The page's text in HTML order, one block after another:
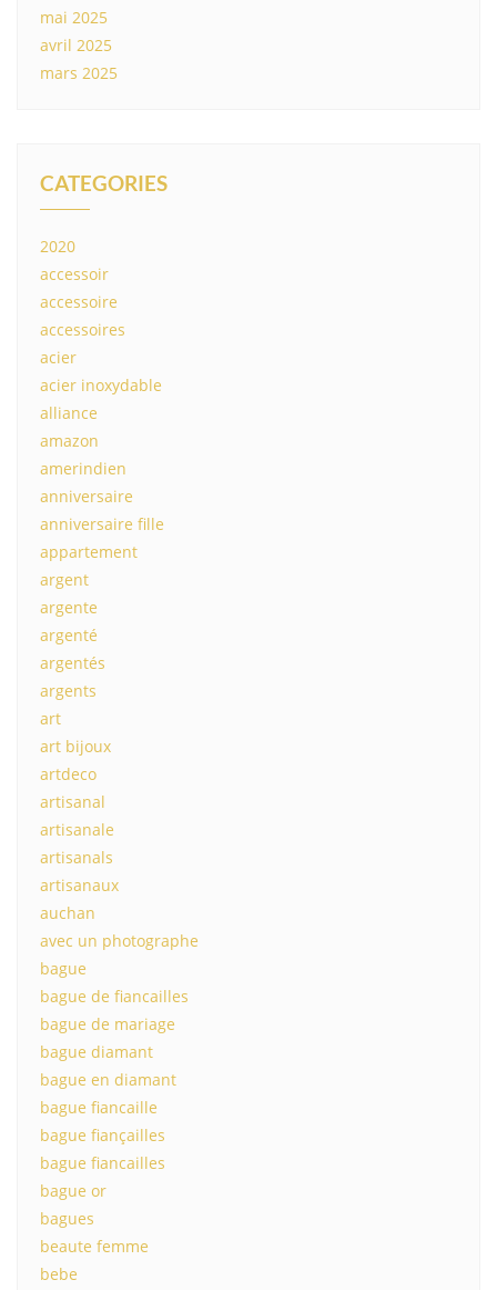
mai 2025
avril 2025
mars 2025
CATEGORIES
2020
accessoir
accessoire
accessoires
acier
acier inoxydable
alliance
amazon
amerindien
anniversaire
anniversaire fille
appartement
argent
argente
argenté
argentés
argents
art
art bijoux
artdeco
artisanal
artisanale
artisanals
artisanaux
auchan
avec un photographe
bague
bague de fiancailles
bague de mariage
bague diamant
bague en diamant
bague fiancaille
bague fiançailles
bague fiancailles
bague or
bagues
beaute femme
bebe